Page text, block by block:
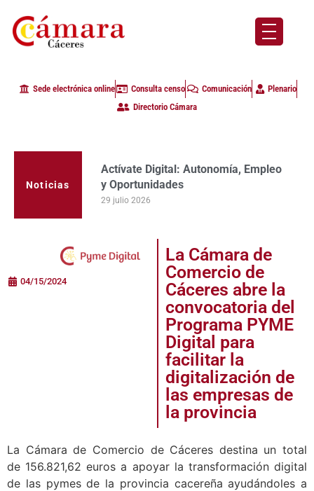
Sede electrónica online Consulta censo Comunicación
Plenario
Directorio Cámara
Noticias
Actívate Digital: Autonomía, Empleo
y Oportunidades
29 julio 2026
04/15/2024
La Cámara de
Comercio de
Cáceres abre la
convocatoria del
Programa PYME
Digital para
facilitar la
digitalización de
las empresas de
la provincia
La Cámara de Comercio de Cáceres destina un total
de 156.821,62 euros a apoyar la transformación digital
de las pymes de la provincia cacereña ayudándoles a